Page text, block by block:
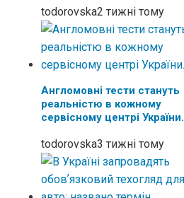
todorovska2 тижні тому
Англомовні тести стануть
реальністю в кожному
сервісному центрі України.
todorovska3 тижні тому